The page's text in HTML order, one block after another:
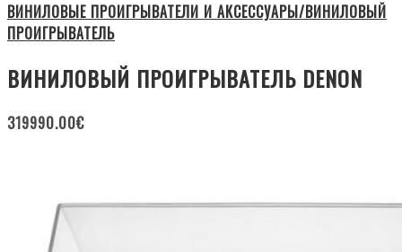
ВИНИЛОВЫЕ ПРОИГРЫВАТЕЛИ И АКСЕССУАРЫ/ВИНИЛОВЫЙ
ПРОИГРЫВАТЕЛЬ
ВИНИЛОВЫЙ ПРОИГРЫВАТЕЛЬ DENON
319990.00€